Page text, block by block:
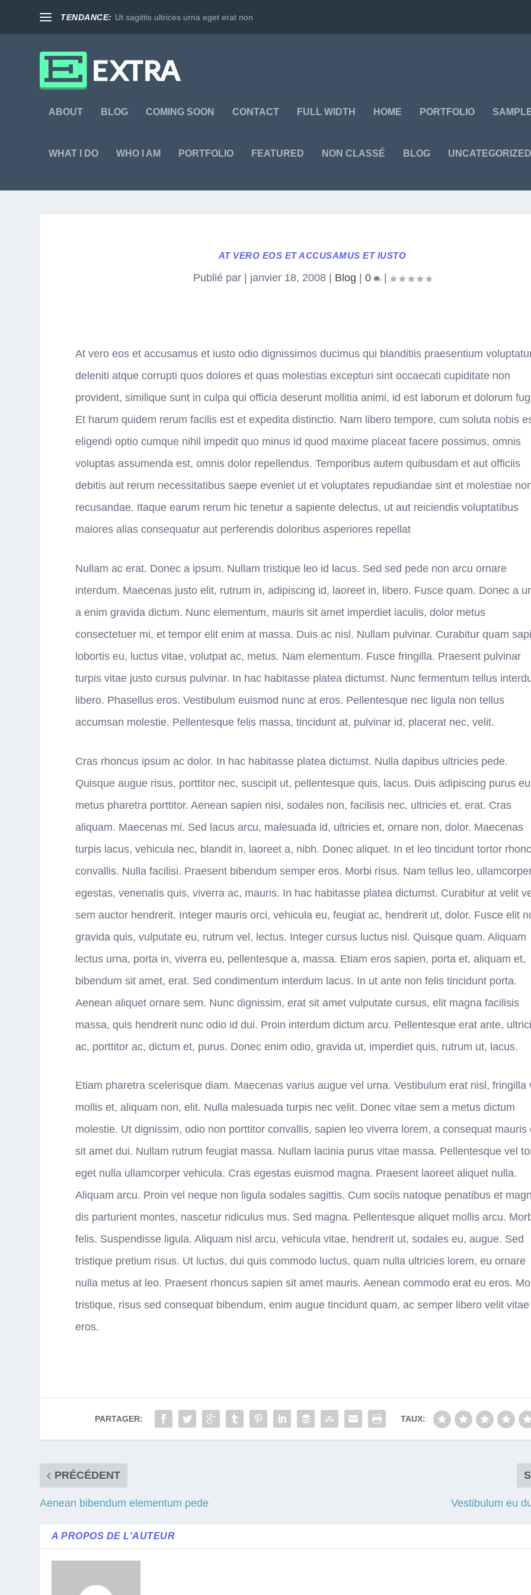
TENDANCE: Ut sagittis ultrices urna eget erat non
ABOUT BLOG COMING SOON CONTACT FULL WIDTH HOME PORTFOLIO
WHAT I DO WHO I AM PORTFOLIO FEATURED NON CLASSÉ BLOG UNCATEGORIZED
AT VERO EOS ET ACCUSAMUS ET IUSTO
Publié par janvier 18, 2008| Blog 0 |
At vero eos et accusamus et iusto odio dignissimos ducimus qui blanditiis praesentium
deleniti atque corrupti quos dolores et quas molestias excepturi sint occaecati cupiditate non
provident, similique sunt in culpa qui officia deserunt mollitia animi, id est laborum et dolorum
Et harum quidem rerum facilis est et expedita distinctio. Nam libero tempore, cum soluta nobis
eligendi optio cumque nihil impedit quo minus id quod maxime placeat facere possimus, omnis
voluptas assumenda est, omnis dolor repellendus. Temporibus autem quibusdam et aut officiis
debitis aut rerum necessitatibus saepe eveniet ut et voluptates repudiandae sint et molestiae
recusandae. Itaque earum rerum hic tenetur a sapiente delectus, ut aut reiciendis voluptatibus
maiores alias consequatur aut perferendis doloribus asperiores repellat
Nullam ac erat. Donec a ipsum. Nullam tristique leo id lacus. Sed sed pede non arcu ornare
interdum. Maecenas justo elit, rutrum in, adipiscing id, laoreet in, libero. Fusce quam. Donec a
a enim gravida dictum. Nunc elementum, mauris sit amet imperdiet iaculis, dolor metus
consectetuer mi, et tempor elit enim at massa. Duis ac nisl. Nullam pulvinar. Curabitur quam
lobortis eu, luctus vitae, volutpat ac, metus. Nam elementum. Fusce fringilla. Praesent pulvinar
turpis vitae justo cursus pulvinar. In hac habitasse platea dictumst. Nunc fermentum tellus
libero. Phasellus eros. Vestibulum euismod nunc at eros. Pellentesque nec ligula non tellus
accumsan molestie. Pellentesque felis massa, tincidunt at, pulvinar id, placerat nec, velit.
Cras rhoncus ipsum ac dolor. In hac habitasse platea dictumst. Nulla dapibus ultricies pede.
Quisque augue risus, porttitor nec, suscipit ut, pellentesque quis, lacus. Duis adipiscing purus eu
metus pharetra porttitor. Aenean sapien nisi, sodales non, facilisis nec, ultricies et, erat. Cras
aliquam. Maecenas mi. Sed lacus arcu, malesuada id, ultricies et, ornare non, dolor. Maecenas
turpis lacus, vehicula nec, blandit in, laoreet a, nibh. Donec aliquet. In et leo tincidunt tortor
convallis. Nulla facilisi. Praesent bibendum semper eros. Morbi risus. Nam tellus leo,
egestas, venenatis quis, viverra ac, mauris. In hac habitasse platea dictumst. Curabitur at velit
sem auctor hendrerit. Integer mauris orci, vehicula eu, feugiat ac, hendrerit ut, dolor. Fusce elit
gravida quis, vulputate eu, rutrum vel, lectus. Integer cursus luctus nisl. Quisque quam. Aliquam
lectus urna, porta in, viverra eu, pellentesque a, massa. Etiam eros sapien, porta et, aliquam et,
bibendum sit amet, erat. Sed condimentum interdum lacus. In ut ante non felis tincidunt porta.
Aenean aliquet ornare sem. Nunc dignissim, erat sit amet vulputate cursus, elit magna facilisis
massa, quis hendrerit nunc odio id dui. Proin interdum dictum arcu. Pellentesque erat ante,
ac, porttitor ac, dictum et, purus. Donec enim odio, gravida ut, imperdiet quis, rutrum ut, lacus.
Etiam pharetra scelerisque diam. Maecenas varius augue vel urna. Vestibulum erat nisl, fringilla
mollis et, aliquam non, elit. Nulla malesuada turpis nec velit. Donec vitae sem a metus dictum
molestie. Ut dignissim, odio non porttitor convallis, sapien leo viverra lorem, a consequat mauris
sit amet dui. Nullam rutrum feugiat massa. Nullam lacinia purus vitae massa. Pellentesque vel
eget nulla ullamcorper vehicula. Cras egestas euismod magna. Praesent laoreet aliquet nulla.
Aliquam arcu. Proin vel neque non ligula sodales sagittis. Cum sociis natoque penatibus et
dis parturient montes, nascetur ridiculus mus. Sed magna. Pellentesque aliquet mollis arcu.
felis. Suspendisse ligula. Aliquam nisl arcu, vehicula vitae, hendrerit ut, sodales eu, augue. Sed
tristique pretium risus. Ut luctus, dui quis commodo luctus, quam nulla ultricies lorem, eu ornare
nulla metus at leo. Praesent rhoncus sapien sit amet mauris. Aenean commodo erat eu eros.
tristique, risus sed consequat bibendum, enim augue tincidunt quam, ac semper libero velit vitae
eros.
PARTAGER: TAUX:
PRÉCÉDENT
Aenean bibendum elementum pede Vestibulum eu
A PROPOS DE L'AUTEUR